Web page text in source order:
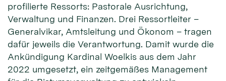
profilierte Ressorts: Pastorale Ausrichtung,
Verwaltung und Finanzen. Drei Ressortleiter –
Generalvikar, Amtsleitung und Ökonom – tragen
dafür jeweils die Verantwortung. Damit wurde die
Ankündigung Kardinal Woelkis aus dem Jahr
2022 umgesetzt, ein zeitgemäßes Management